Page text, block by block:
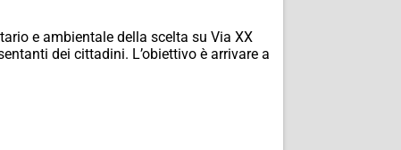
e ambientale della scelta su Via XX
dei cittadini. L’obiettivo è arrivare a